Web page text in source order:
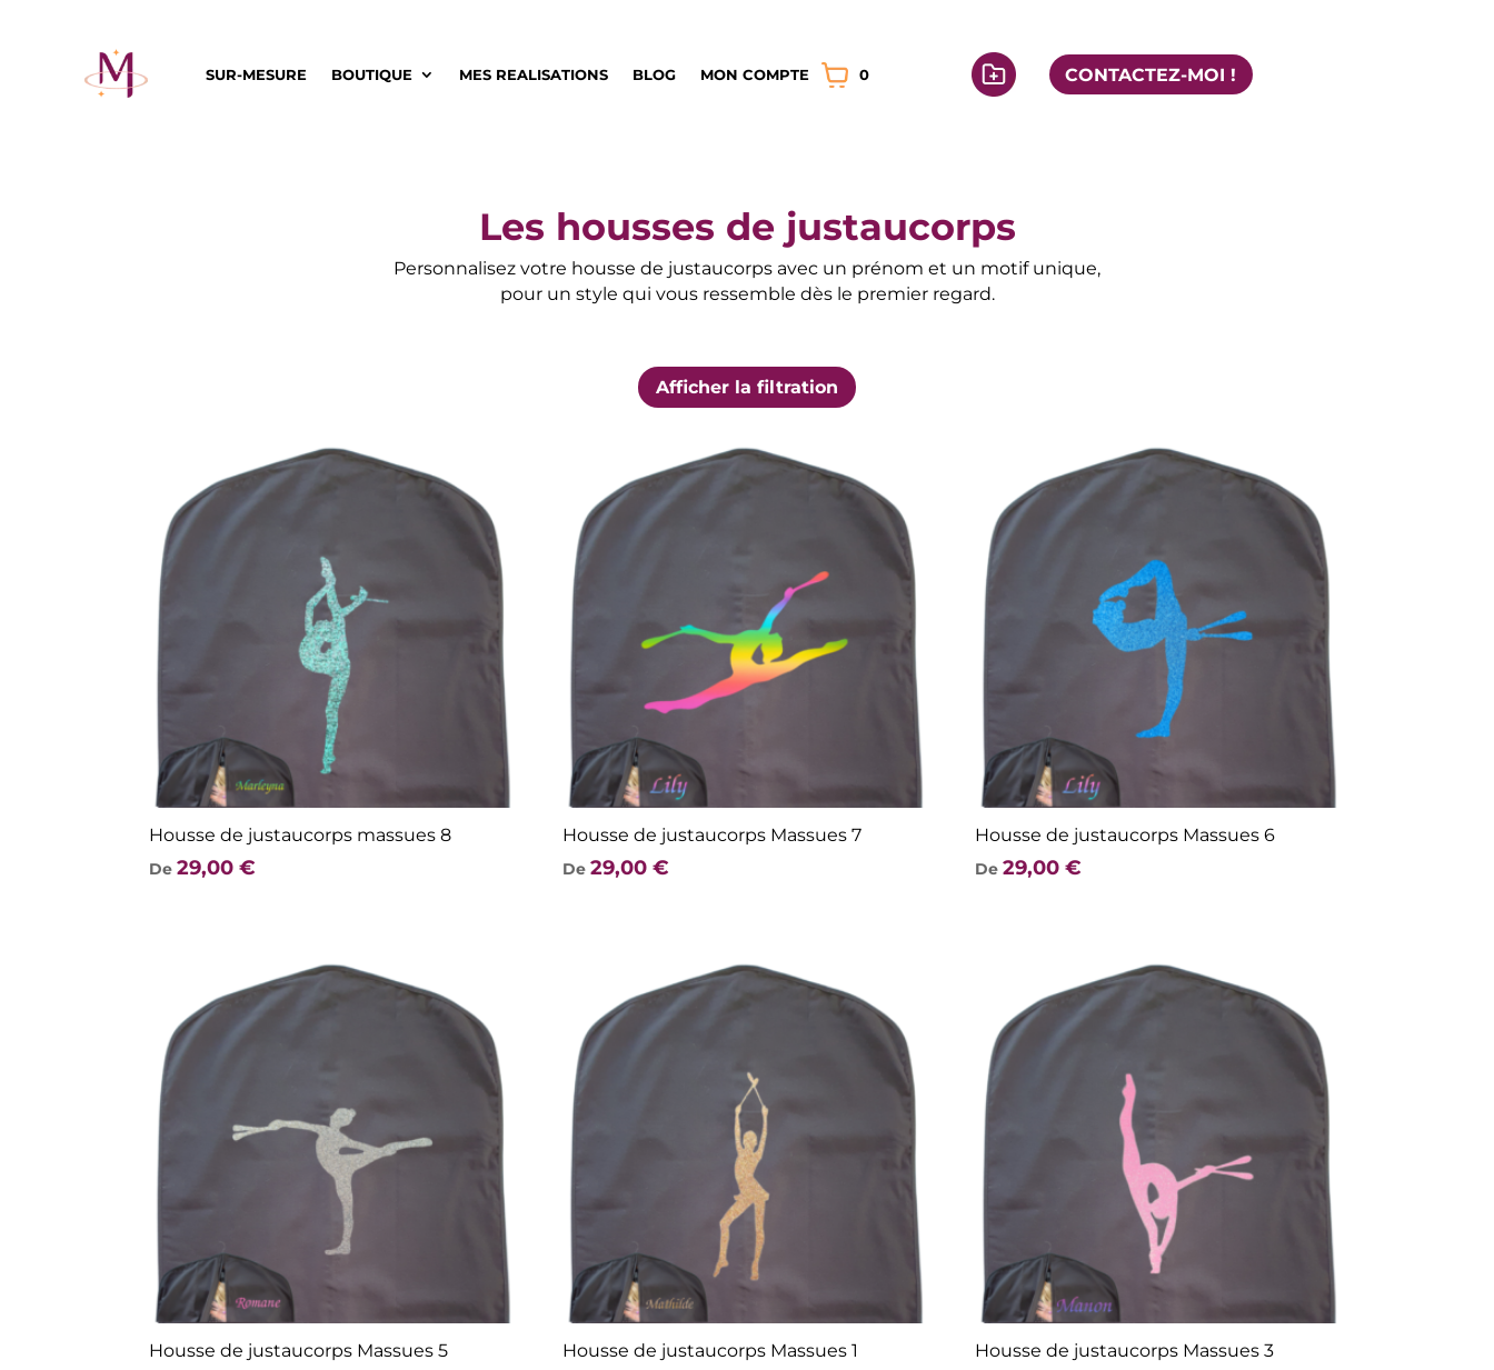
SUR-MESURE BOUTIQUE MES REALISATIONS BLOG MON COMPTE 0 CONTACTEZ-MOI !
Les housses de justaucorps
Personnalisez votre housse de justaucorps avec un prénom et un motif unique,
pour un style qui vous ressemble dès le premier regard.
Afficher la filtration
Housse de justaucorps massues 8
De29,00€
Housse de justaucorps Massues 7
De 29,00 €
Housse de justaucorps Massues 6
De29,00€
Housse de justaucorps Massues 5 Housse de justaucorps Massues 1 Housse de justaucorps Massues 3